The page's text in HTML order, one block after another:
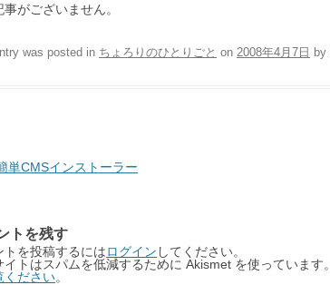
事がございません。
was posted in ちょろりのひとりごと on 2008年4月7日 by
単CMSインストーラー
トを残す
トを投稿するにはログイン してください。
イトはスパムを低減するために Akismet を使っています。
ください。